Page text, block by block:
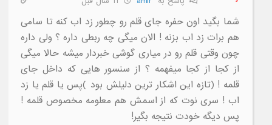
شما بگید اون حفره جای قلم رو چطور زد اب کنه تا سامی
هم برات زد اب بزنه ! الان میگی چه ربطی داره ؟ ولی داره
چون وقتی قلم رو در میاری گوشی خبردار میشه حالا میگی
از کجا از کجا میفهمه ؟ از سنسور هایی که داخل جای
قلمه ! (تازه این اشکار ترین دلیلش بود )پس یا قلم یا زد
اب ! سری نوت که از اسمش هم معلومه مخصوص قلمه !
پس دیگه خودت نتیجه بگیر!